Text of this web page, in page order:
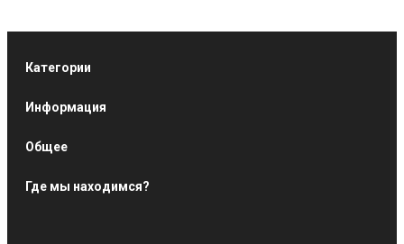
Категории
Информация
Общее
Где мы находимся?